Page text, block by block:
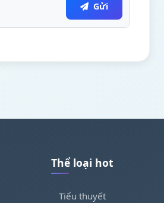
Gửi
Thể loại hot
Tiểu thuyết